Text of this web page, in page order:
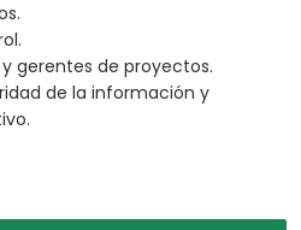
gerentes de proyectos.
de la información y